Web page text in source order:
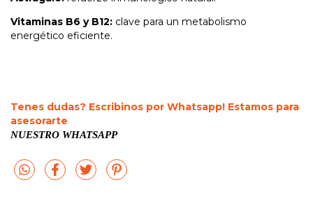
Vitaminas B6 y B12: clave para un metabolismo
energético eficiente.
Tenes dudas? Escribinos por Whatsapp! Estamos para
asesorarte
NUESTRO WHATSAPP